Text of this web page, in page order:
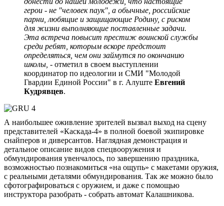
герои - не "человек паук", а обычные, российские
парни, любящие и защищающие Родину, с риском
для жизни выполняющие поставленные задачи.
Эта встреча повысит престиж воинской службы
среди ребят, которым вскоре предстоит
определяться, чем они займутся по окончанию
школы, - отметил в своем выступлении
координатор по идеологии и СМИ "Молодой
Гвардии Единой России" в г. Алуште Евгений
Кудрявцев.
А наибольшее оживление зрителей вызвал выход на сцену
представителей «Каскада-4» в полной боевой экипировке
снайперов и диверсантов. Наглядная демонстрация и
детальное описание видов спецвооружения и
обмундирования увенчалось, по завершению праздника,
возможностью познакомиться «на ощупь» с макетами оружия,
с реальными деталями обмундирования. Так же можно было
сфотографироваться с оружием, и даже с помощью
инструктора разобрать - собрать автомат Калашникова.